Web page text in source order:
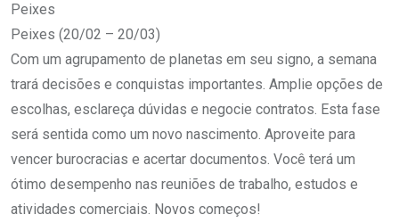
Peixes
Peixes (20/02 – 20/03)
Com um agrupamento de planetas em seu signo, a semana
trará decisões e conquistas importantes. Amplie opções de
escolhas, esclareça dúvidas e negocie contratos. Esta fase
será sentida como um novo nascimento. Aproveite para
vencer burocracias e acertar documentos. Você terá um
ótimo desempenho nas reuniões de trabalho, estudos e
atividades comerciais. Novos começos!